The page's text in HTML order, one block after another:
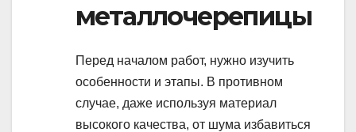
металлочерепицы
Перед началом работ, нужно изучить
особенности и этапы. В противном
случае, даже используя материал
высокого качества, от шума избавиться